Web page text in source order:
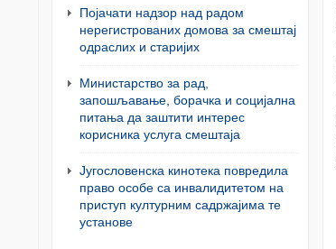
Појачати надзор над радом
нерегистрованих домова за смештај
одраслих и старијих
Министарство за рад,
запошљавање, борачка и социјална
питања да заштити интерес
корисника услуга смештаја
Југословенска кинотека повредила
право особе са инвалидитетом на
приступ културним садржајима те
установе